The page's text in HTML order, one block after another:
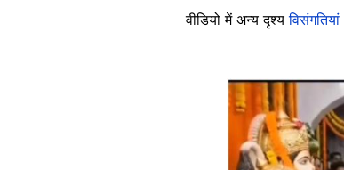
वीडियो में अन्य दृश्यविसंगतियां